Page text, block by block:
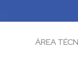
ÁREA